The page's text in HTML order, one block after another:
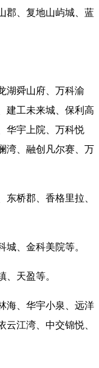
郡、复地山屿城、蓝
湖舜山府、万科渝
建工未来城、保利高
华宇上院、万科悦
湾、融创凡尔赛、万
桥郡、香格里拉、
、金科美院等。
天盈等。
海、华宇小泉、远洋
江湾、中交锦悦、